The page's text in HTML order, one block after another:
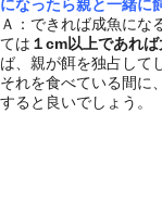
になったら親と一緒に
Ａ：できれば成魚にな
ては １cm以上であれ
ば、親が餌を独占して
それを食べている間に
すると良いでしょう。